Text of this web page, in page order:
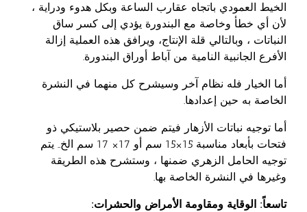
الخيط العمودي باتجاه عقارب الساعة وبكل هدوء ودراية ،
لأن أي خطأ وخاصة مع البندورة يؤدي إلى كسر ساق
النباتات ، وبالتالي قلة الإنتاج، ويرافق هذه العملية إزالة
الأفرع الجانبية النامية من آباط أوراق البندورة.
أما الخيار فله نظام آخر وسيشرح كل منهما في النشرة
الخاصة به حين إعدادها.
أما توجيه نباتات الأزهار فيتم ضمن حصير بلاستيكي ذو
فتحات بأبعاد مناسبة 15×15 سم أو 17× 17 سم الخ.. يتم
توجيه الحامل الزهري ضمنها ، وستشرح هذه الطريقة
وغيرها في النشرة الخاصة بها.
تاسعاً: الوقاية ومقاومة الأمراض والحشرات: